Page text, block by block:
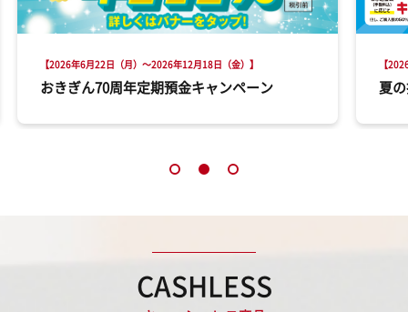
【2026年6月22日（月）～2026年12月18日（金）】
おきぎん70周年定期預金キャンペーン
【
夏
CASHLESS